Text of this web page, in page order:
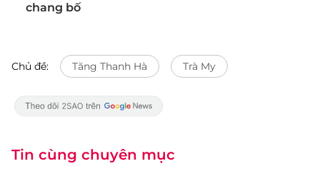
chang bố
Chủ đề: Tăng Thanh Hà Trà My
Tin cùng chuyên mục